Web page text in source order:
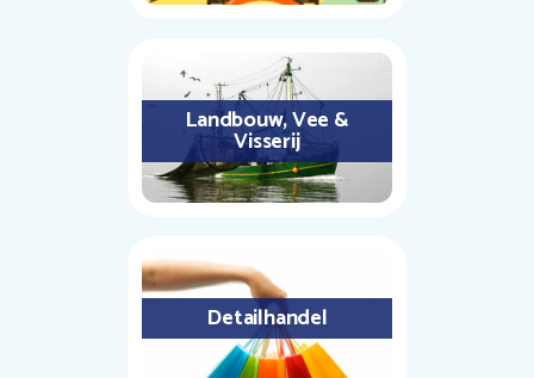
Landbouw, Vee &
Visserij
Detailhandel